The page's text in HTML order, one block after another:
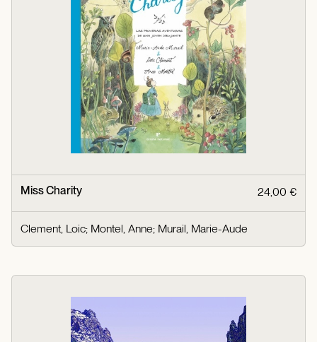
Miss Charity 24,00 €
Clement, Loic; Montel, Anne; Murail, Marie-Aude